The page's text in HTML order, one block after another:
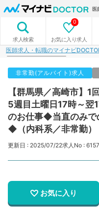
医
求人検索 お気に入り求人
0
医師求人・転職のマイナビ
非常勤(アルバイト)求人
【群馬県／高崎市】1
5週目土曜日17時～翌
のお仕事◆当直のみで
◆（内科系／非常勤）
更新日 : 2025/07/22求人No :
お気に入り